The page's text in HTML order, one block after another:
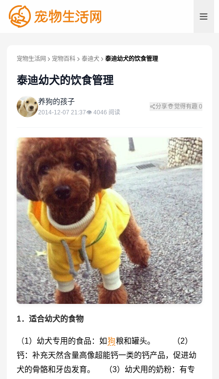
宠物生活网 宠物百科 泰迪犬 泰迪幼犬的饮食管理
泰迪幼犬的饮食管理
养 养狗的孩子
2014-12-07 21:37👁 4046 阅读
分享 觉得有趣 0
1． 适合幼犬的食物
（1）幼犬专用的食品：如狗粮和罐头。 （2）
钙：补充天然含量高像超能钙一类的钙产品，促进幼
犬的骨骼和牙齿发育。 （3）幼犬用的奶粉：有专